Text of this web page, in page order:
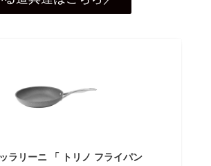
ラリーニ 「 トリノ フライパン